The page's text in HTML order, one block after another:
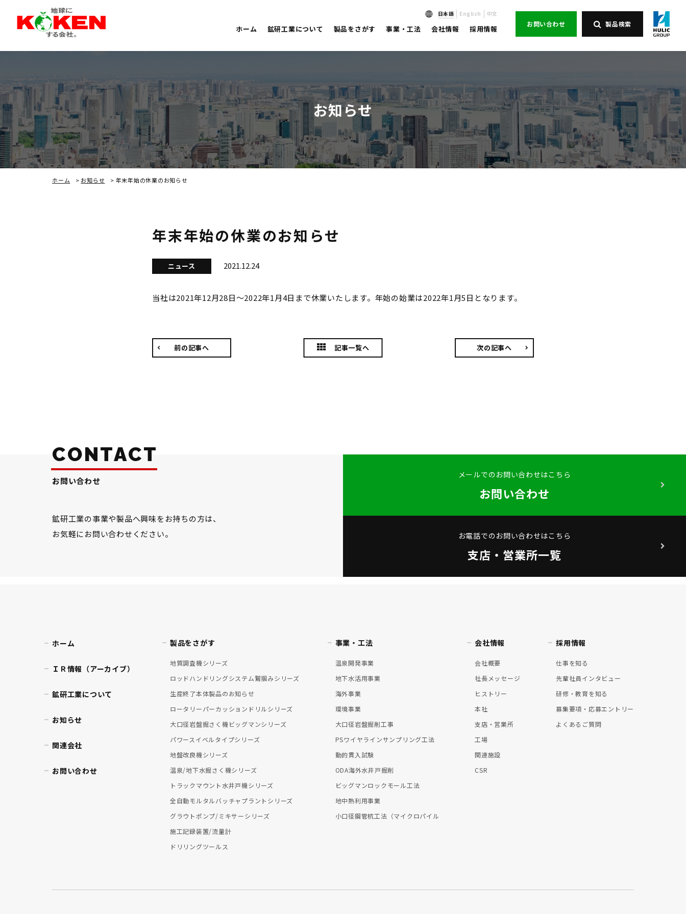
日本語 English 中文
ホーム 鉱研工業について 製品をさがす 事業・工法 会社情報 採用情報
お問い合わせ 製品検索
お知らせ
ホーム > お知らせ > 年末年始の休業のお知らせ
年末年始の休業のお知らせ
ニュース 2021.12.24
当社は2021年12月28日～2022年1月4日まで休業いたします。年始の始業は2022年1月5日となります。
前の記事へ 記事一覧へ 次の記事へ
CONTACT
お問い合わせ
鉱研工業の事業や製品へ興味をお持ちの方は、
お気軽にお問い合わせください。
メールでのお問い合わせはこちら
お問い合わせ
お電話でのお問い合わせはこちら
支店・営業所一覧
ホーム
ＩＲ情報（アーカイブ）
鉱研工業について
お知らせ
関連会社
お問い合わせ
製品をさがす
地質調査機シリーズ
ロッドハンドリングシステム鷲掴みシリーズ
生産終了本体製品のお知らせ
ロータリーパーカッションドリルシリーズ
大口径岩盤掘さく機ビッグマンシリーズ
パワースイベルタイプシリーズ
地盤改良機シリーズ
温泉/地下水掘さく機シリーズ
トラックマウント水井戸機シリーズ
全自動モルタルバッチャプラントシリーズ
グラウトポンプ/ミキサーシリーズ
施工記録装置/流量計
ドリリングツールス
事業・工法
温泉開発事業
地下水活用事業
海外事業
環境事業
大口径岩盤掘削工事
PSワイヤラインサンプリング工法
動的貫入試験
ODA海外水井戸掘削
ビッグマンロックモール工法
地中熱利用事業
小口径鋼管杭工法（マイクロパイル
会社情報
会社概要
社長メッセージ
ヒストリー
本社
支店・営業所
工場
関連施設
CSR
採用情報
仕事を知る
先輩社員インタビュー
研修・教育を知る
募集要項・応募エントリー
よくあるご質問